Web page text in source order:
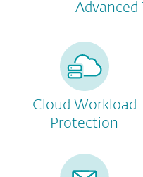
Advanced
Cloud Workload
Protection